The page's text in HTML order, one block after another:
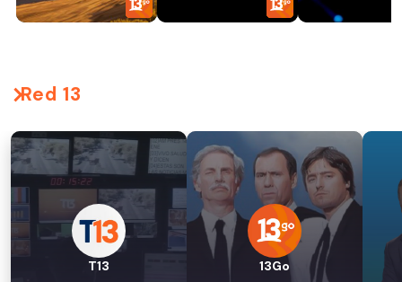
Red 13
T13 13Go